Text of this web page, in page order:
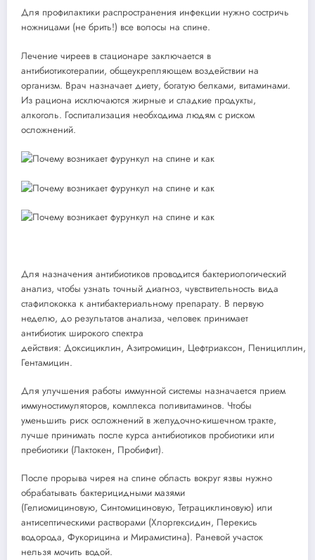
Для профилактики распространения инфекции нужно состричь
ножницами (не брить!) все волосы на спине.
Лечение чиреев в стационаре заключается в
антибиотикотерапии, общеукрепляющем воздействии на
организм. Врач назначает диету, богатую белками, витаминами.
Из рациона исключаются жирные и сладкие продукты,
алкоголь. Госпитализация необходима людям с риском
осложнений.
Для назначения антибиотиков проводится бактериологический
анализ, чтобы узнать точный диагноз, чувствительность вида
стафилококка к антибактериальному препарату. В первую
неделю, до результатов анализа, человек принимает
антибиотик широкого спектра
действия: Доксициклин, Азитромицин, Цефтриаксон, Пенициллин,
Гентамицин.
Для улучшения работы иммунной системы назначается прием
иммуностимуляторов, комплекса поливитаминов. Чтобы
уменьшить риск осложнений в желудочно-кишечном тракте,
лучше принимать после курса антибиотиков пробиотики или
пребиотики (Лактокен, Пробифит).
После прорыва чирея на спине область вокруг язвы нужно
обрабатывать бактерицидными мазями
(Гелиомициновую, Синтомициновую, Тетрациклиновую) или
антисептическими растворами (Хлоргексидин, Перекись
водорода, Фукорицина и Мирамистина). Раневой участок
нельзя мочить водой.